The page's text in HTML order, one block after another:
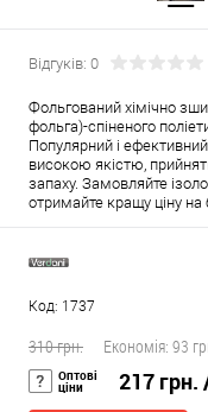
Відгуків: 0
Фольгований хімічно
фольга)-спіненого
Популярний і
високою якістю,
запаху. Замовляйте
отримайте кращу ціну на
Код: 1737
310 грн. Економія: 93
Оптові
ціни 217 грн.